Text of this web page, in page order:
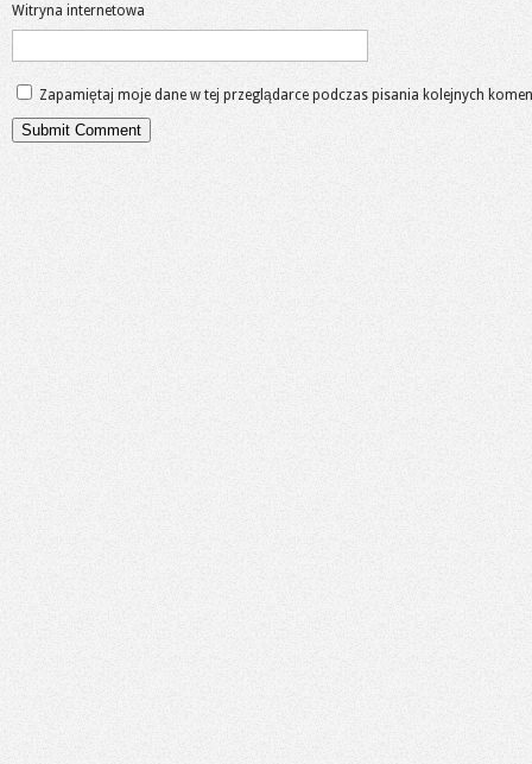
Witryna internetowa
Zapamiętaj moje dane w tej przeglądarce podczas pisania kolejnych